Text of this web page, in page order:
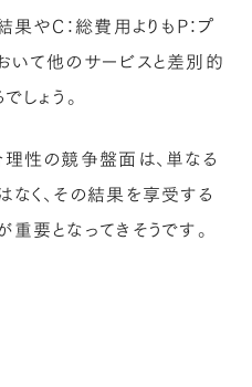
果やC：総費用よりもP：プ
いて他のサービスと差別的
しょう。
理性の競争盤面は、単なる
く、その結果を享受する
要となってきそうです。